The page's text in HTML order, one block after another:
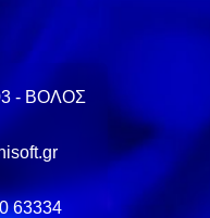
- ΒΟΛΟΣ
63334